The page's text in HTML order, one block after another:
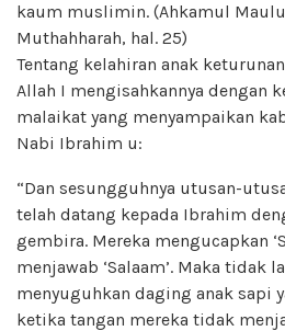
kaum muslimin. (Ahkamul
Muthahharah, hal. 25)
Tentang kelahiran anak
Allah I mengisahkannya dengan
malaikat yang menyampaikan
Nabi Ibrahim u:
“Dan sesungguhnya utusan-
telah datang kepada Ibrahim
gembira. Mereka mengucapkan
menjawab ‘Salaam’. Maka tidak
menyuguhkan daging anak sapi
ketika tangan mereka tidak